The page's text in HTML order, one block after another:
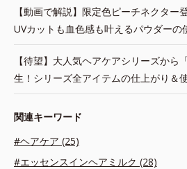
【動画で解説】限定色ピーチネクター
UVカットも血色感も叶えるパウダーの
【待望】大人気ヘアケアシリーズから
生！シリーズ全アイテムの仕上がり＆
関連キーワード
#ヘアケア (25)
#エッセンスインヘアミルク (28)